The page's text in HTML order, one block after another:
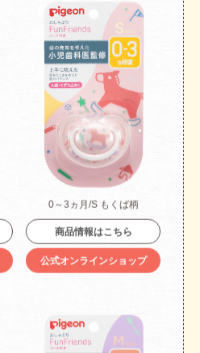
0～3ヵ月/S もくば柄
商品情報はこちら
公式オンラインショップ